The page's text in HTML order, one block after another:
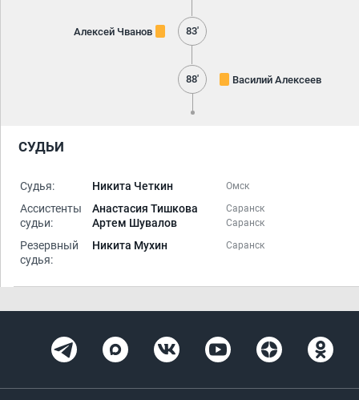
Алексей Чванов 83'
88' Василий Алексеев
СУДЬИ
Судья: Никита Четкин Омск
Ассистенты
судьи:
Анастасия Тишкова Саранск
Артем Шувалов Саранск
Резервный
судья:
Никита Мухин Саранск